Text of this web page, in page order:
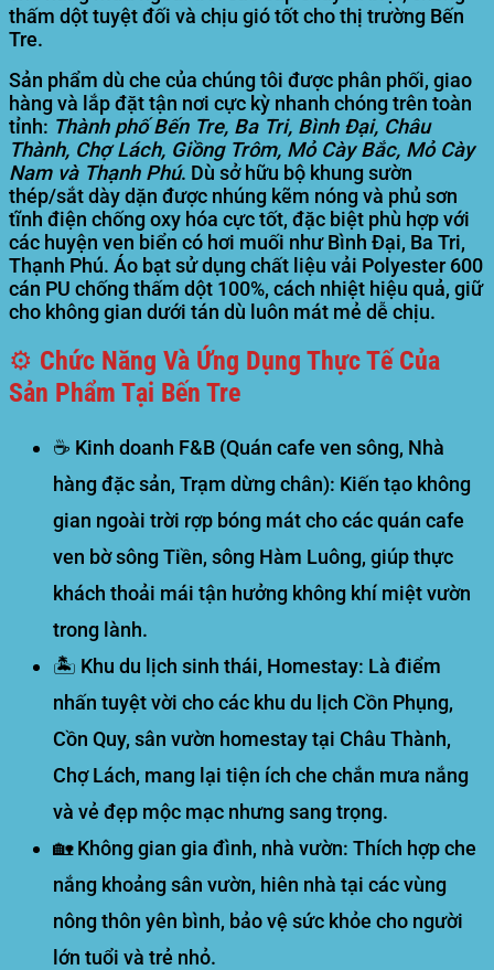
thấm dột tuyệt đối và chịu gió tốt cho thị trường Bến
Tre.
Sản phẩm dù che của chúng tôi được phân phối, giao
hàng và lắp đặt tận nơi cực kỳ nhanh chóng trên toàn
tỉnh: Thành phố Bến Tre, Ba Tri, Bình Đại, Châu
Thành, Chợ Lách, Giồng Trôm, Mỏ Cày Bắc, Mỏ Cày
Nam và Thạnh Phú. Dù sở hữu bộ khung sườn
thép/sắt dày dặn được nhúng kẽm nóng và phủ sơn
tĩnh điện chống oxy hóa cực tốt, đặc biệt phù hợp với
các huyện ven biển có hơi muối như Bình Đại, Ba Tri,
Thạnh Phú. Áo bạt sử dụng chất liệu vải Polyester 600
cán PU chống thấm dột 100%, cách nhiệt hiệu quả, giữ
cho không gian dưới tán dù luôn mát mẻ dễ chịu.
⚙️ Chức Năng Và Ứng Dụng Thực Tế Của
Sản Phẩm Tại Bến Tre
☕ Kinh doanh F&B (Quán cafe ven sông, Nhà
hàng đặc sản, Trạm dừng chân): Kiến tạo không
gian ngoài trời rợp bóng mát cho các quán cafe
ven bờ sông Tiền, sông Hàm Luông, giúp thực
khách thoải mái tận hưởng không khí miệt vườn
trong lành.
🏝️ Khu du lịch sinh thái, Homestay: Là điểm
nhấn tuyệt vời cho các khu du lịch Cồn Phụng,
Cồn Quy, sân vườn homestay tại Châu Thành,
Chợ Lách, mang lại tiện ích che chắn mưa nắng
và vẻ đẹp mộc mạc nhưng sang trọng.
🏡Không gian gia đình, nhà vườn: Thích hợp che
nắng khoảng sân vườn, hiên nhà tại các vùng
nông thôn yên bình, bảo vệ sức khỏe cho người
lớn tuổi và trẻ nhỏ.